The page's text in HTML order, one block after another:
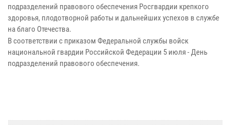
подразделений правового обеспечения Росгвардии крепкого
здоровья, плодотворной работы и дальнейших успехов в службе
на благо Отечества.
В соответствии с приказом Федеральной службы войск
национальной гвардии Российской Федерации 5 июля - День
подразделений правового обеспечения.